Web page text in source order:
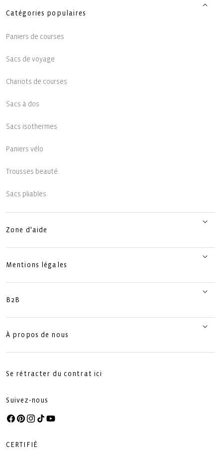
Catégories populaires
Paniers de courses
Sacs de voyage
Chariots de courses
Sacs à dos
Sacs isothermes
Paniers vélo
Trousses beauté
Sacs pliables
Zone d'aide
Mentions légales
B2B
À propos de nous
Se rétracter du contrat ici
Suivez-nous
Facebook
Pinterest
Instagram
TikTokYouTube
CERTIFIÉ